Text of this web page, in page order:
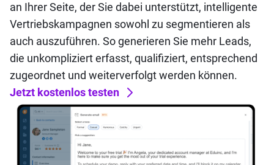
an Ihrer Seite, der Sie dabei unterstützt, intelligente
Vertriebskampagnen sowohl zu segmentieren als
auch auszuführen. So generieren Sie mehr Leads,
die unkompliziert erfasst, qualifiziert, entsprechend
zugeordnet und weiterverfolgt werden können.
Jetzt kostenlos testen